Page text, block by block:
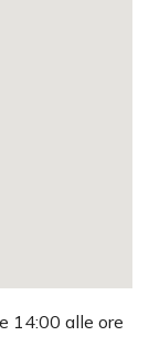
14:00 alle ore